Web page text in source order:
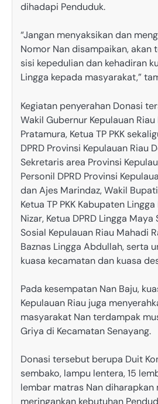
dihadapi Penduduk.
“Jangan menyaksikan dan
Nomor Nan disampaikan, akan
sisi kepedulian dan kehadiran
Lingga kepada masyarakat,”
Kegiatan penyerahan Donasi
Wakil Gubernur Kepulauan
Pratamura, Ketua TP PKK
DPRD Provinsi Kepulauan Riau
Sekretaris area Provinsi
Personil DPRD Provinsi
dan Ajes Marindaz, Wakil
Ketua TP PKK Kabupaten
Nizar, Ketua DPRD Lingga Maya
Sosial Kepulauan Riau Mahadi
Baznas Lingga Abdullah, serta
kuasa kecamatan dan kuasa
Pada kesempatan Nan Baju,
Kepulauan Riau juga
masyarakat Nan terdampak
Griya di Kecamatan Senayang.
Donasi tersebut berupa Duit
sembako, lampu lentera, 15
lembar matras Nan diharapkan
meringankan kebutuhan